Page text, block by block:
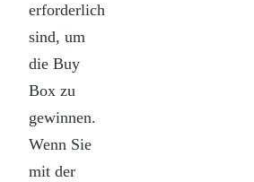
erforderlich
sind, um
die Buy
Box zu
gewinnen.
Wenn Sie
mit der